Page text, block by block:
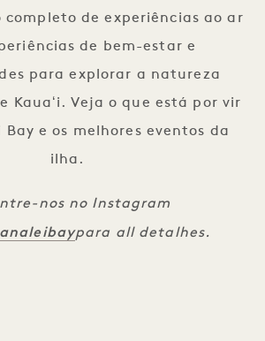
completo de experiências ao ar
de bem-estar e
para explorar a natureza
Kauaʻi. Veja o que está por vir
Bay e os melhores eventos da
ilha.
nos no Instagram
para all detalhes.